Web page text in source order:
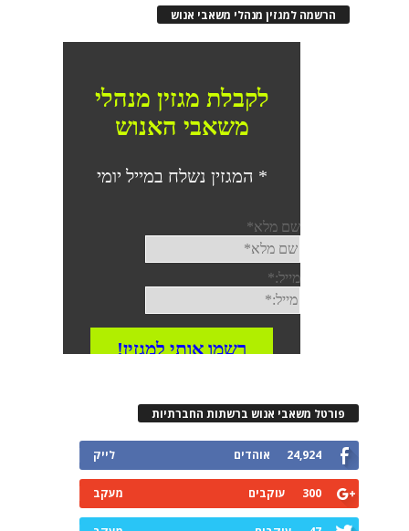
הרשמה למגזין מנהלי משאבי אנוש
פורטל משאבי אנוש ברשתות החברתיות
24,924 אוהדים לייק
300 עוקבים מעקב